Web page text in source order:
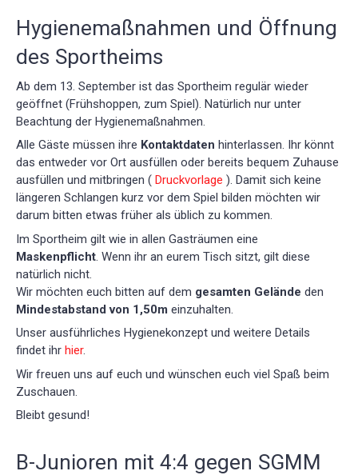
29. Dezember
AH Kuttelfest
Hygienemaßnahmen und Öffnung
des Sportheims
Ab dem 13. September ist das Sportheim regulär wieder
geöffnet (Frühshoppen, zum Spiel). Natürlich nur unter
Beachtung der Hygienemaßnahmen.
Alle Gäste müssen ihre Kontaktdaten hinterlassen. Ihr könnt
das entweder vor Ort ausfüllen oder bereits bequem Zuhause
ausfüllen und mitbringen ( Druckvorlage ). Damit sich keine
längeren Schlangen kurz vor dem Spiel bilden möchten wir
darum bitten etwas früher als üblich zu kommen.
Im Sportheim gilt wie in allen Gasträumen eine
Maskenpflicht . Wenn ihr an eurem Tisch sitzt, gilt diese
natürlich nicht.
Wir möchten euch bitten auf dem gesamten Gelände den
Mindestabstand von 1,50m einzuhalten.
Unser ausführliches Hygienekonzept und weitere Details
findet ihr hier.
Wir freuen uns auf euch und wünschen euch viel Spaß beim
Zuschauen.
Bleibt gesund!
B-Junioren mit 4:4 gegen SGMM